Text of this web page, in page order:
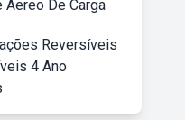
Aereo De Carga
Reversíveis
4 Ano